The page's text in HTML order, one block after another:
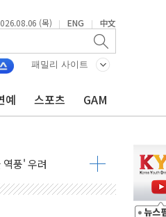
(목) | ENG | 中文
패밀리 사이트
예 스포츠 GAM
반 2배
생에너지 '앞장'